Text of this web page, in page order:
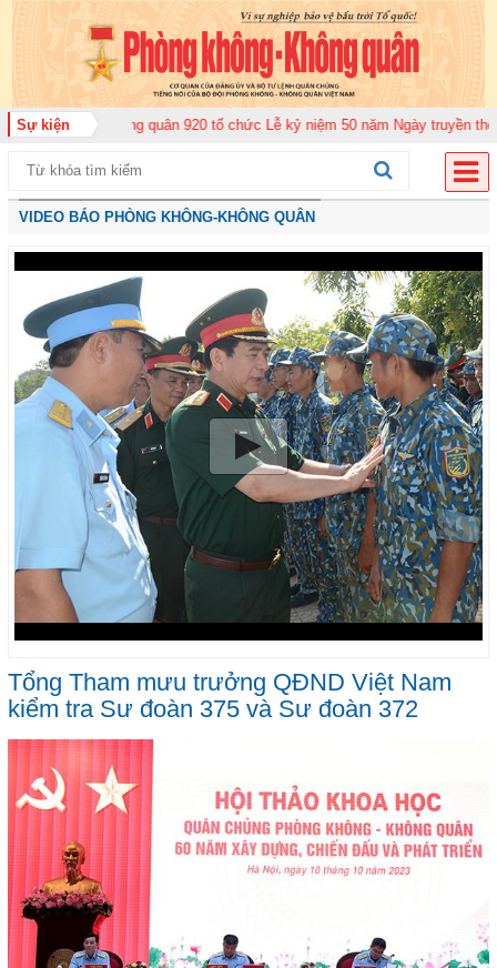
Sự kiện
Không quân 920 tổ chức Lễ kỷ niệm 50 năm Ngày truyền thống (12-11-
VIDEO BÁO PHÒNG KHÔNG-KHÔNG QUÂN
Tổng Tham mưu trưởng QĐND Việt Nam
kiểm tra Sư đoàn 375 và Sư đoàn 372